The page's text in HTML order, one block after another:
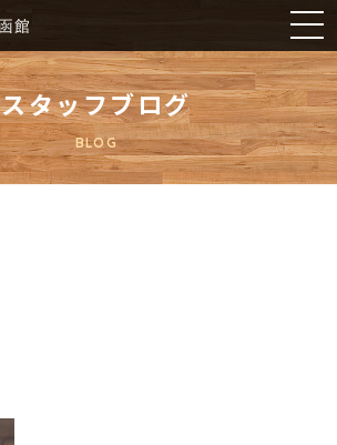
スタッフブログ
BLOG